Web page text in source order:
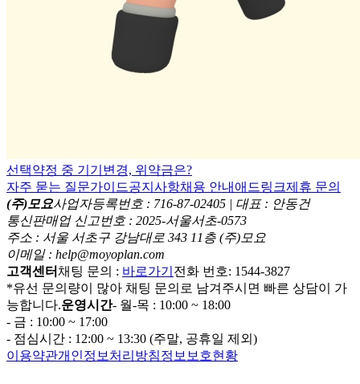
선택약정 중 기기변경, 위약금은?
자주 묻는 질문가이드공지사항채용 안내 애드링크제휴 문의
(주)모요사업자등록번호 : 716-87-02405 | 대표 : 안동건
통신판매업 신고번호 : 2025-서울서초-0573
주소 : 서울 서초구 강남대로 343 11층 (주)모요
이메일 : help@moyoplan.com
고객센터채팅 문의 : 바로가기 전화 번호: 1544-3827
*유선 문의량이 많아 채팅 문의로 남겨주시면 빠른 상담이 가
능합니다.운영시간- 월-목 : 10:00 ~ 18:00
- 금 : 10:00 ~ 17:00
- 점심시간 : 12:00 ~ 13:30 (주말, 공휴일 제외)
이용약관개인정보처리방침정보보호현황